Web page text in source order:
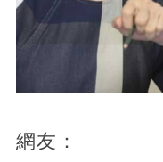
網友：